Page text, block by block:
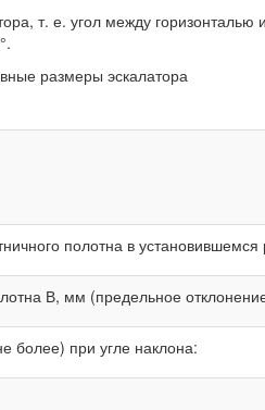
т. е. угол между
размеры эскалатора
полотна в
В, мм (предельное
более) при угле наклона: